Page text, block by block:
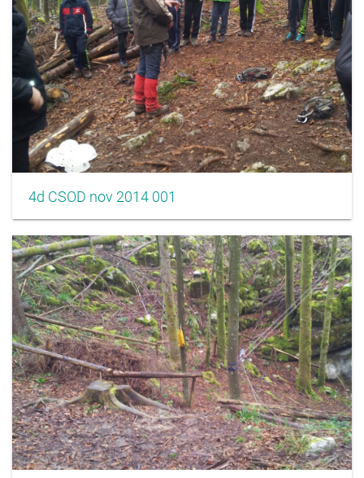
4d CSOD nov 2014 001